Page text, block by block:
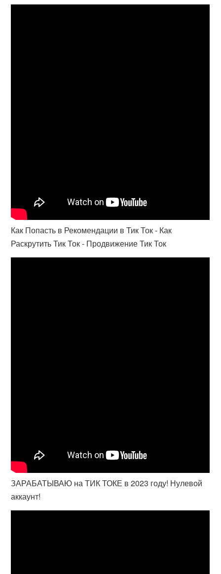
Как Попасть в Рекомендации в Тик Ток - Как
Раскрутить Тик Ток - Продвижение Тик Ток
ЗАРАБАТЫВАЮ на ТИК ТОКЕ в 2023 году! Нулевой
аккаунт!